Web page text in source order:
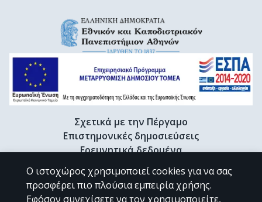
Σχετικά με την Πέργαμο
Επιστημονικές δημοσιεύσεις
Ερευνητικά δεδομένα
Διδακτορικές διατριβές & Γκρίζα βιβλιογραφία
Προφίλ Ερευνητή
Ο ιστοχώρος χρησιμοποιεί cookies για να σας
προσφέρει πιο πλούσια εμπειρία χρήσης.
Εφόσον συνεχίσετε να τον χρησιμοποιείτε,